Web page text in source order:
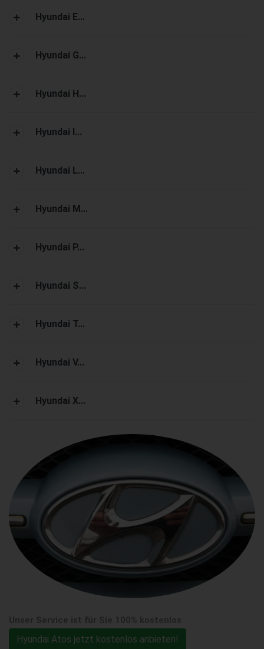
Hyundai E...
Hyundai G...
Hyundai H...
Hyundai I...
Hyundai L...
Hyundai M...
Hyundai P...
Hyundai S...
Hyundai T...
Hyundai V...
Hyundai X...
Hyundai Atos jetzt kostenlos anbieten!